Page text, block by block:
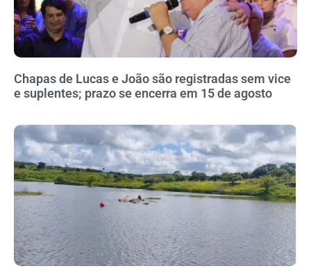
Chapas de Lucas e João são registradas sem vice
e suplentes; prazo se encerra em 15 de agosto